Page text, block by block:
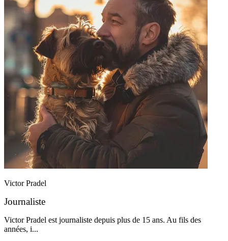
Victor Pradel
Journaliste
Victor Pradel est journaliste depuis plus de 15 ans. Au fils des
années, i...